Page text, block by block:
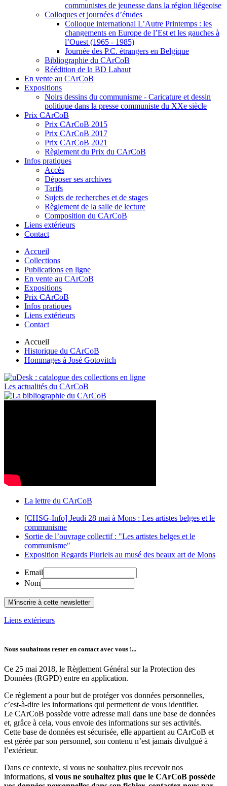
communistes de jeunesse dans la région liégeoise
Colloques et journées d’études
Colloque international L’Autre Printemps : les
changements en Europe de l’Est et les gauches à
l’Ouest (1965 - 1985)
Journée des P.C. étrangers en Belgique
Bibliographie du CArCoB
Réédition de la BD Lahaut
En vente au CArCoB
Expositions
Noirs dessins du communisme - Caricature et dessin
politique dans la presse communiste du XXe siècle
Prix CArCoB
Prix CArCoB 2015
Prix CArCoB 2017
Prix CArCoB 2021
Règlement du Prix du CArCoB
Infos pratiques
Accès
Déposer ses archives
Tarifs
Sujets de recherches et de stages
Règlement de la salle de lecture
Composition du CArCoB
Liens extérieurs
Contact
Accueil
Collections
Publications en ligne
En vente au CArCoB
Expositions
Prix CArCoB
Infos pratiques
Liens extérieurs
Contact
Accueil
Historique du CArCoB
Hommages à José Gotovitch
Les actualités du CArCoB
La lettre du CArCoB
[CHSG-Info] Jeudi 28 mai à Mons : Les artistes belges et le
communisme
Sortie de l’ouvrage collectif : "Les artistes belges et le
communisme"
Exposition Regards Pluriels au musé des beaux art de Mons
Email
Nom
Liens extérieurs
Nous souhaitons rester en contact avec vous !...
Ce 25 mai 2018, le Règlement Général sur la Protection des
Données (RGPD) entre en application.
Ce règlement a pour but de protéger vos données personnelles,
c’est-à-dire les informations qui permettent de vous identifier.
Le CArCoB possède votre adresse mail dans une base de données
et, grâce à cela, vous envoie des informations sur ses activités.
Cette base de données est sécurisée, elle appartient au CArCoB et
est gérée par son personnel, son contenu n’est jamais divulgué à
l’extérieur.
Dans ce contexte, si vous ne souhaitez plus recevoir nos
informations, si vous ne souhaitez plus que le CArCoB possède